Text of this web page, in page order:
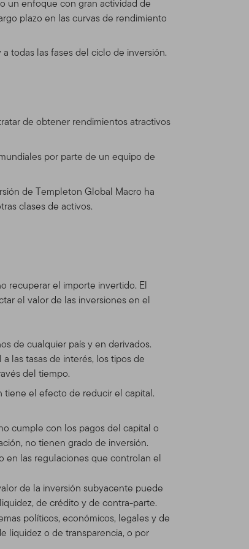
un enfoque con gran actividad de
plazo en las curvas de rendimiento
todas las fases del ciclo de inversión.
de obtener rendimientos atractivos
por parte de un equipo de
de Templeton Global Macro ha
clases de activos.
recuperar el importe invertido. El
el valor de las inversiones en el
de cualquier país y en derivados.
las tasas de interés, los tipos de
del tiempo.
tiene el efecto de reducir el capital.
cumple con los pagos del capital o
no tienen grado de inversión.
en las regulaciones que controlan el
de la inversión subyacente puede
de crédito y de contra-parte.
políticos, económicos, legales y de
liquidez o de transparencia, o por
regulado por la
del derecho de
de Uso
Advisors
Templeton (en
operando como
servicios de
Templeton y
Templeton
dirigido a
o bono, o
compra o venta
de
profesional.
Línea
lo
Templeton
Templeton que